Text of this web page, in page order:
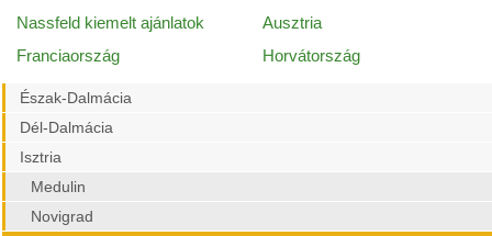
Nassfeld kiemelt ajánlatok
Ausztria
Franciaország
Horvátország
Észak-Dalmácia
Dél-Dalmácia
Isztria
Medulin
Novigrad